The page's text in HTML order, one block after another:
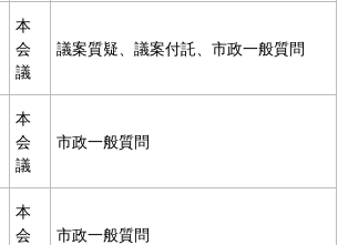
本
会
議
議案質疑、議案付託、市政一般質問
本
会
議
市政一般質問
本
会
市政一般質問